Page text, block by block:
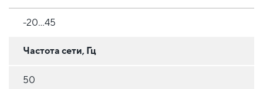
-20...45
Частота сети, Гц
50